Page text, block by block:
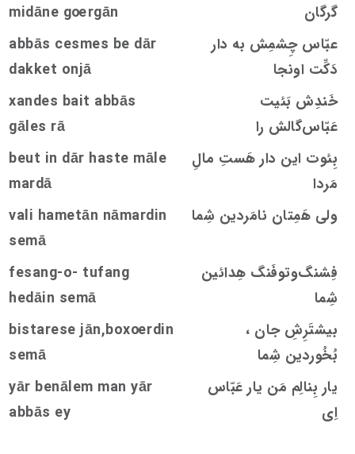
گرگان
midāne goergān
عبّاس چِشمِش به دار
دَکِّت اونجا
abbās cesmes be dār
dakket onjā
خَندِش بَئیت
عَبّاس‌گالش را
xandes bait abbās
gāles rā
بِئوت این دار هَستِ مالِ
مَردا
beut in dār haste māle
mardā
ولی هَمِتان نامَردین شِما
vali hametān nāmardin
semā
فِشنگ‌و‌توفَنگ هِدائین
شِما
fesang-o- tufang
hedāin semā
بیشتَرِشِ جان ،
بُخُوردین شِما
bistarese jān,boxoerdin
semā
یار بِنالِم مَن یار عَبّاس
اِی
yār benālem man yār
abbās ey